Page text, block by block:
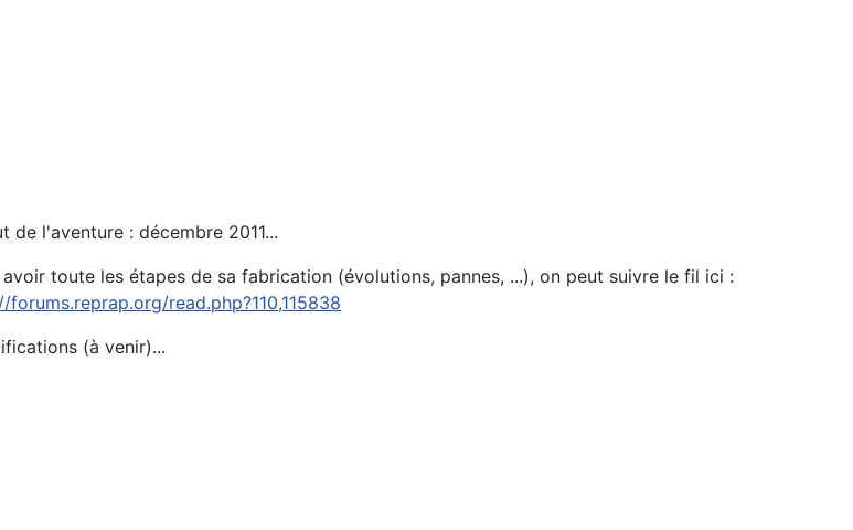
de l'aventure : décembre 2011...
avoir toute les étapes de sa fabrication (évolutions, pannes, ...), on peut suivre le fil ici :
forums.reprap.org/read.php?110,115838
(à venir)...